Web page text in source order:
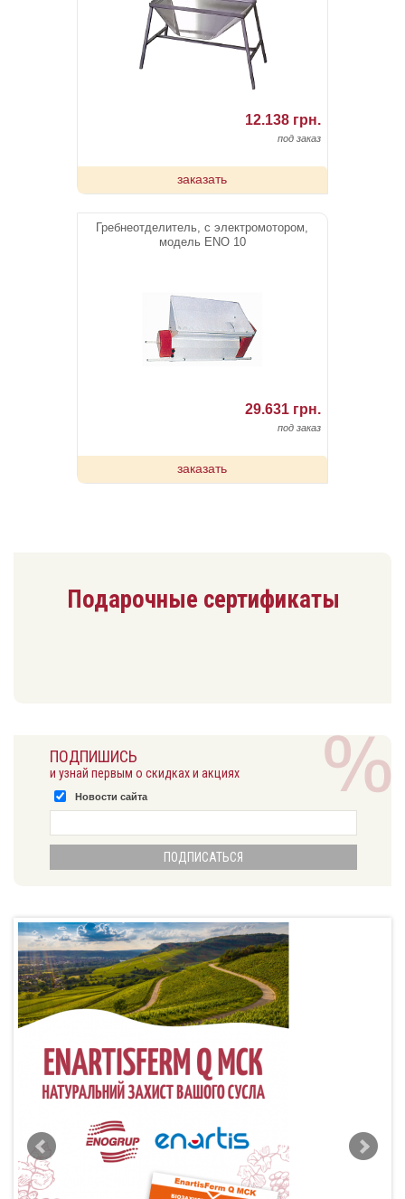
12.138 грн.
под заказ
заказать
Гребнеотделитель, с электромотором,
модель ENO 10
29.631 грн.
под заказ
заказать
Подарочные сертификаты
ПОДПИШИСЬ
и узнай первым о скидках и акциях
Новости сайта